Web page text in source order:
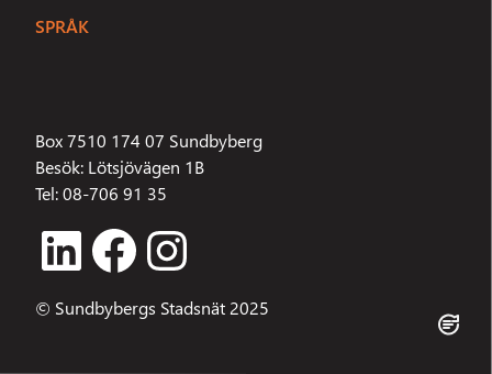
SPRÅK
Box 7510 174 07 Sundbyberg
Besök: Lötsjövägen 1B
Tel: 08-706 91 35
LinkedIn Facebook Instagram
© Sundbybergs Stadsnät 2025
Ditt namn